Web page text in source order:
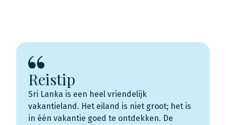
Reistip
Sri Lanka is een heel vriendelijk
vakantieland. Het eiland is niet groot; het is
in één vakantie goed te ontdekken. De